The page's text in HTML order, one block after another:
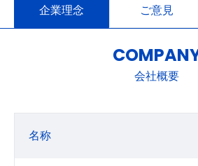
企業理念 ご意見
会社概要
名称